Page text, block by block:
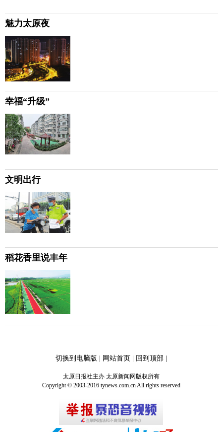
魅力太原夜
幸福“升级”
文明出行
稻花香里说丰年
切换到电脑版 | 网站首页| 回到顶部|
太原日报社主办 太原新闻网版权所有
Copyright © 2003-2016 tynews.com.cn All rights reserved